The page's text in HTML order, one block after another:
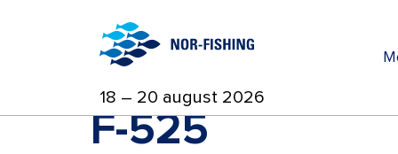
18 – 20 august 2026
F-525